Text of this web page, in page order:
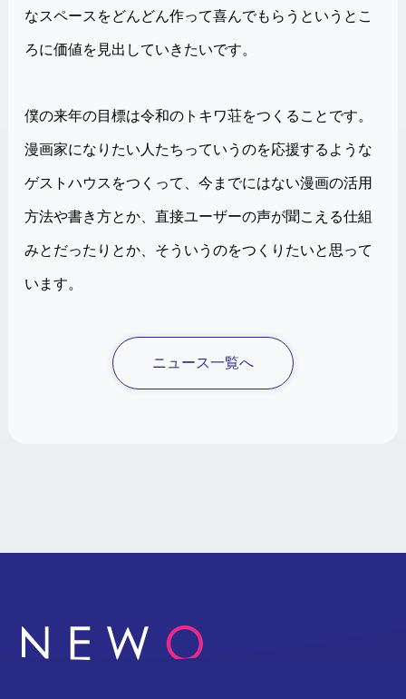
なスペースをどんどん作って喜んでもらうというとこ
ろに価値を見出していきたいです。
僕の来年の目標は令和のトキワ荘をつくることです。
漫画家になりたい人たちっていうのを応援するような
ゲストハウスをつくって、今までにはない漫画の活用
方法や書き方とか、直接ユーザーの声が聞こえる仕組
みとだったりとか、そういうのをつくりたいと思って
います。
ニュース一覧へ